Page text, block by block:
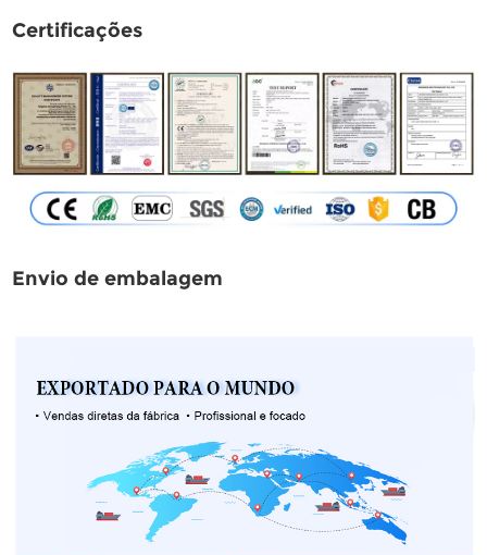
Certificações
Envio de embalagem